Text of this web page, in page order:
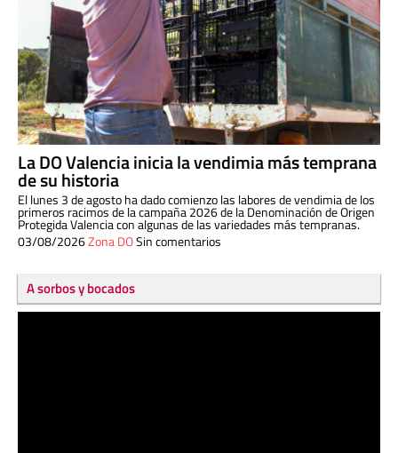
La DO Valencia inicia la vendimia más temprana
de su historia
El lunes 3 de agosto ha dado comienzo las labores de vendimia de los
primeros racimos de la campaña 2026 de la Denominación de Origen
Protegida Valencia con algunas de las variedades más tempranas.
03/08/2026Zona DOSin comentarios
A sorbos y bocados